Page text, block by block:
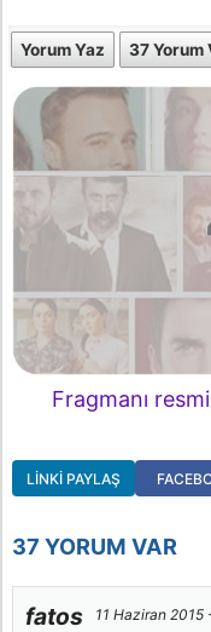
Yorum Yaz 37 Yorum
Fragmanı
LINKI PAYLAŞ
37 YORUM VAR
fatos 11 Haziran 2015